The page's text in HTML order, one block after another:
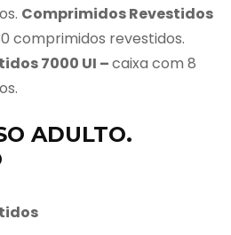
Comprimidos Revestidos
comprimidos revestidos.
7000 UI –caixa com 8
ADULTO.